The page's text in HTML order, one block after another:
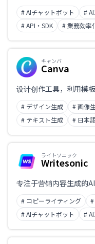
# AIチャットボット #
# API・SDK
# 業務効率
キャンバ
Canva
设计创作工具，利用模
# デザイン生成 # 画像
# テキスト生成
# 日本
ライトソニック
Writesonic
专注于营销内容生成的AI
# コピーライティング #
# AIチャットボット
#